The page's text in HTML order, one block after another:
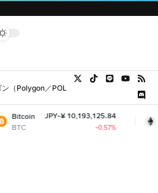
ン（Polygon／POL、MATIC）
¥ 10,193,125.84
Ethereum
ETH